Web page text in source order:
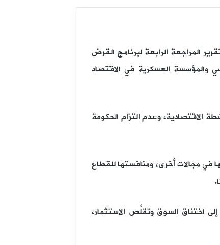
منذ مارس 2025م بطلب من الحكومة المصرية، أصدر صندوق النقد الدولي في 15 يوليو 2025م تقرير المراجعة الرابعة لبرنامج القرض
السيسي والمؤسسة العسكرية في الاقتصاد
الاقتصادية، وعدم التزام الحكومة
الصناعي، إلى جانب توسّعها في مجالات أخرى، ومنافستها للقطاع
اختناق السوق وتقلُّص الاستثمار،